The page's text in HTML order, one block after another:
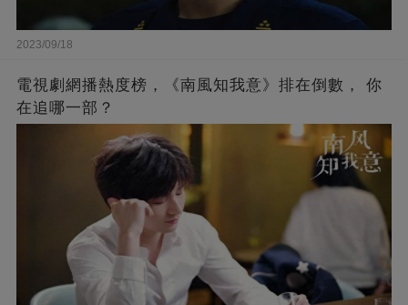
2023/09/18
電視劇網播熱度榜，《南風知我意》排在倒數， 你
在追哪一部？